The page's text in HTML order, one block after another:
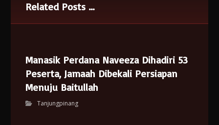
Related Posts ...
Manasik Perdana Naveeza Dihadiri 53
Peserta, Jamaah Dibekali Persiapan
Menuju Baitullah
Tanjungpinang